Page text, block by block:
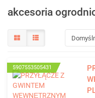
akcesoria
5907553505431